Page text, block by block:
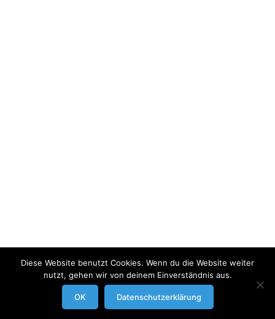
modrowgrafie.de © 2023 | Impressum/Datenschutzerklaerung
Businessportraits
Diese Website benutzt Cookies. Wenn du die Website weiter
nutzt, gehen wir von deinem Einverständnis aus.
OK Datenschutzerklärung